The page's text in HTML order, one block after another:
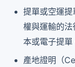
提單或空運
權與運輸的
本或電子提單
產地證明（